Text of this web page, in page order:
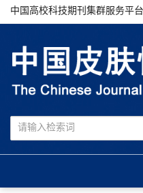
中国高校科技期刊集群服务平台